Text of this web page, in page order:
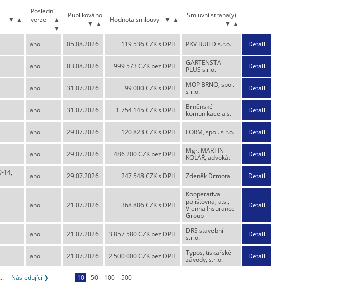
▲
▼
Poslední
verze
▲
▼
Publikováno
▲
▼ Hodnota smlouvy ▲
▼
Smluvní strana(y)
▲
▼
ano 05.08.2026 119 536 CZK s DPH PKV BUILD s.r.o. Detail
ano 03.08.2026 999 573 CZK bez DPH
GARTENSTA
PLUS s.r.o.
Detail
ano 31.07.2026 99 000 CZK s DPH
MOP BRNO, spol.
s r.o.
Detail
ano 31.07.2026 1 754 145 CZK s DPH
Brněnské
komunikace a.s.
Detail
ano 29.07.2026 120 823 CZK s DPH FORM, spol. s r.o. Detail
ano 29.07.2026 486 200 CZK bez DPH
Mgr. MARTIN
KOLÁŘ, advokát
Detail
14,
ano 29.07.2026 247 548 CZK s DPH Zdeněk Drmota Detail
ano 21.07.2026 368 886 CZK s DPH
Kooperativa
pojišťovna, a.s.,
Vienna Insurance
Group
Detail
ano 21.07.2026 3 857 580 CZK bez DPH
DRS stavební
s.r.o.
Detail
ano 21.07.2026 2 500 000 CZK bez DPH
Typos, tiskařské
závody, s.r.o.
Detail
... Následující ❯ 10 50 100 500